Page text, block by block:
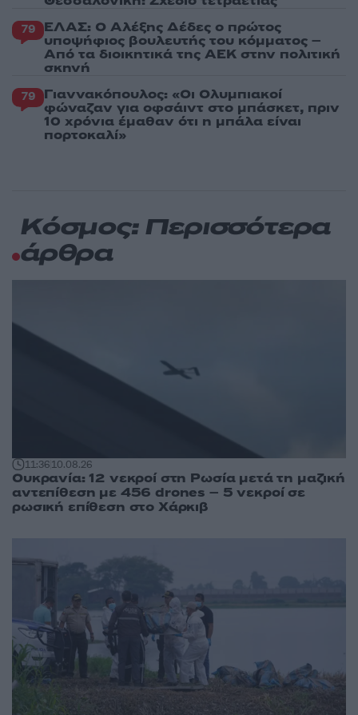
79 ΕΛΑΣ: Ο Αλέξης Δέδες ο πρώτος
υποψήφιος βουλευτής του κόμματος –
Από τα διοικητικά της ΑΕΚ στην πολιτική
σκηνή
79 Γιαννακόπουλος: «Οι Ολυμπιακοί
φώναζαν για οφσάιντ στο μπάσκετ, πριν
10 χρόνια έμαθαν ότι η μπάλα είναι
πορτοκαλί»
Κόσμος: Περισσότερα
άρθρα
11:3610.08.26
Ουκρανία: 12 νεκροί στη Ρωσία μετά τη μαζική
αντεπίθεση με 456 drones – 5 νεκροί σε
ρωσική επίθεση στο Χάρκιβ